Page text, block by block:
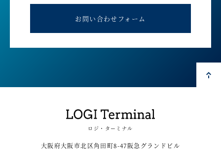
お問い合わせフォーム
ロジ・ターミナル
大阪府大阪市北区角田町8-47阪急グランドビル